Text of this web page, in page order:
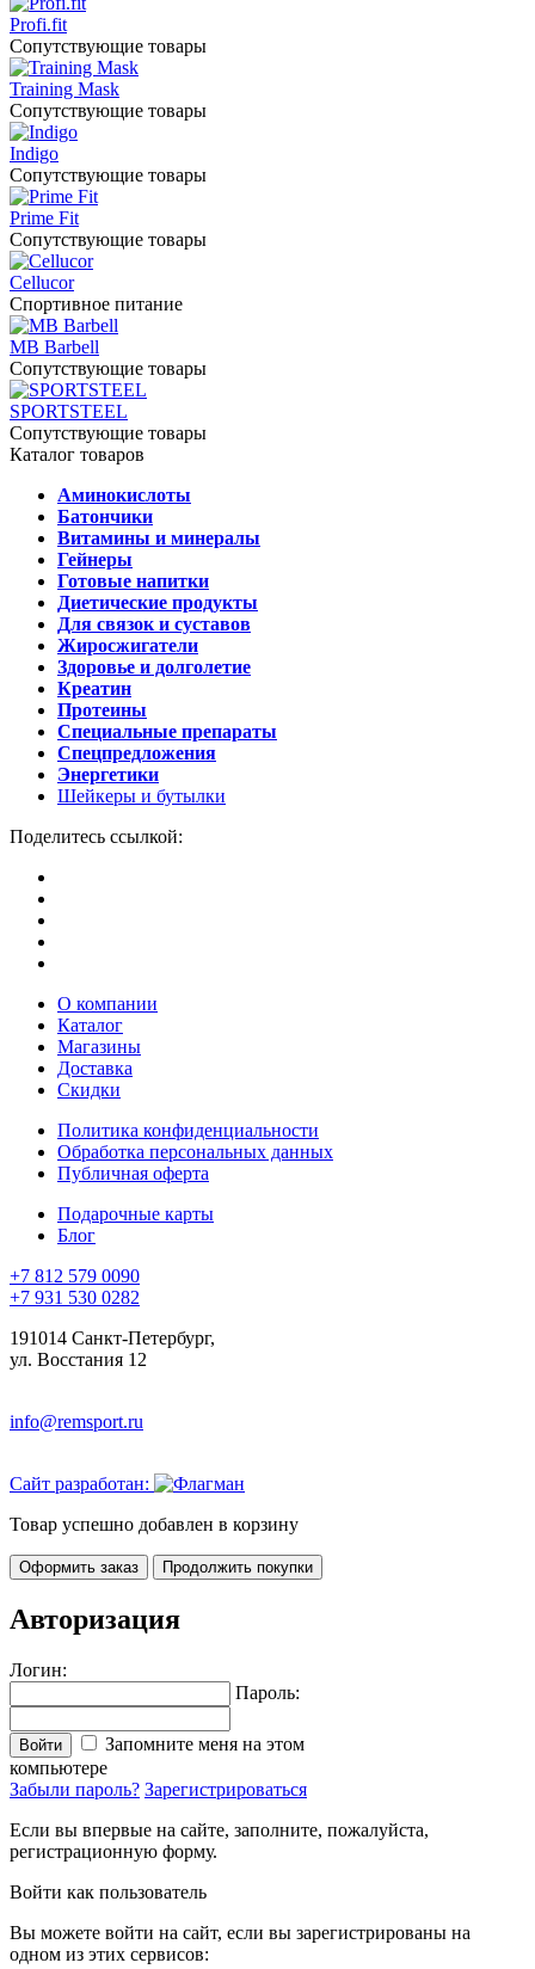
Profi.fit
Сопутствующие товары
Training Mask
Сопутствующие товары
Indigo
Сопутствующие товары
Prime Fit
Сопутствующие товары
Cellucor
Спортивное питание
MB Barbell
Сопутствующие товары
SPORTSTEEL
Сопутствующие товары
Каталог товаров
Аминокислоты
Батончики
Витамины и минералы
Гейнеры
Готовые напитки
Диетические продукты
Для связок и суставов
Жиросжигатели
Здоровье и долголетие
Креатин
Протеины
Специальные препараты
Спецпредложения
Энергетики
Шейкеры и бутылки
Поделитесь ссылкой:
О компании
Каталог
Магазины
Доставка
Скидки
Политика конфиденциальности
Обработка персональных данных
Публичная оферта
Подарочные карты
Блог
+7 812 579 0090
+7 931 530 0282
191014 Санкт-Петербург,
ул. Восстания 12
info@remsport.ru
Сайт разработан:
Товар успешно добавлен в корзину
Оформить заказ Продолжить покупки
Авторизация
Логин:
Пароль:
Войти
Запомните меня на этом
компьютере
Забыли пароль? Зарегистрироваться
Если вы впервые на сайте, заполните, пожалуйста,
регистрационную форму.
Войти как пользователь
Вы можете войти на сайт, если вы зарегистрированы на
одном из этих сервисов: